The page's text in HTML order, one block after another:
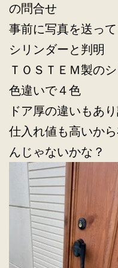
の問合せ
事前に写真を送っ
シリンダーと判明
ＴＯＳＴＥＭ製の
色違いで４色
ドア厚の違いもあ
仕入れ値も高いか
んじゃないかな？